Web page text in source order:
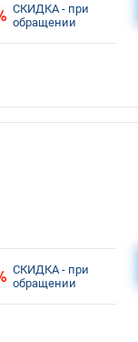
СКИДКА - при
обращении
СКИДКА - при
обращении